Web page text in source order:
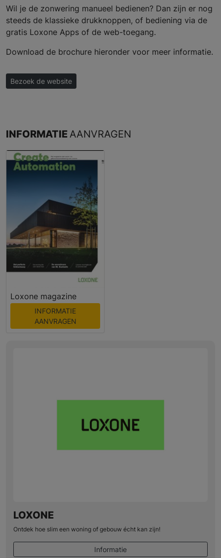
Wil je de zonwering manueel bedienen? Dan zijn er nog
steeds de klassieke drukknoppen, of bediening via de
gratis Loxone Apps of de web-toegang.
Download de brochure hieronder voor meer informatie.
Bezoek de website
INFORMATIE AANVRAGEN
Loxone magazine
INFORMATIE
AANVRAGEN
LOXONE
Ontdek hoe slim een woning of gebouw écht kan zijn!
Informatie